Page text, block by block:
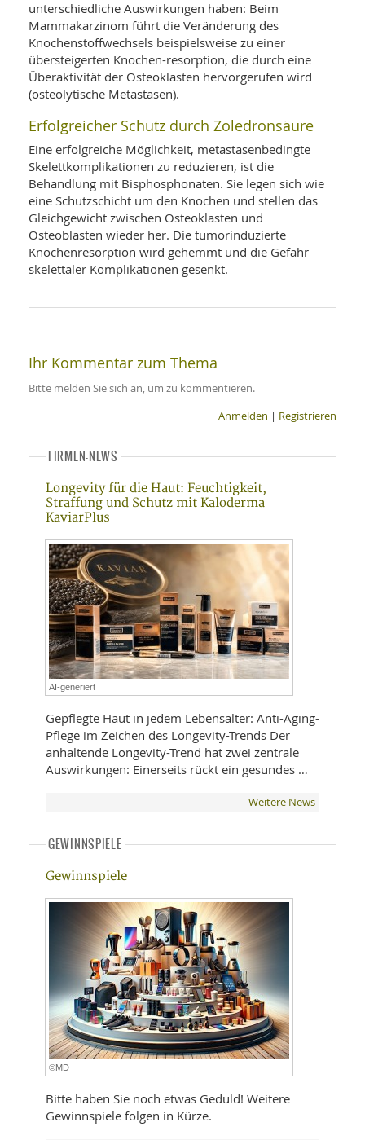
unterschiedliche Auswirkungen haben: Beim
Mammakarzinom führt die Veränderung des
Knochenstoffwechsels beispielsweise zu einer
übersteigerten Knochen-resorption, die durch eine
Überaktivität der Osteoklasten hervorgerufen wird
(osteolytische Metastasen).
Erfolgreicher Schutz durch Zoledronsäure
Eine erfolgreiche Möglichkeit, metastasenbedingte
Skelettkomplikationen zu reduzieren, ist die
Behandlung mit Bisphosphonaten. Sie legen sich wie
eine Schutzschicht um den Knochen und stellen das
Gleichgewicht zwischen Osteoklasten und
Osteoblasten wieder her. Die tumorinduzierte
Knochenresorption wird gehemmt und die Gefahr
skelettaler Komplikationen gesenkt.
Ihr Kommentar zum Thema
Bitte melden Sie sich an, um zu kommentieren.
Anmelden | Registrieren
FIRMEN-NEWS
Longevity für die Haut: Feuchtigkeit,
Straffung und Schutz mit Kaloderma
KaviarPlus
AI-generiert
Gepflegte Haut in jedem Lebensalter: Anti-Aging-
Pflege im Zeichen des Longevity-Trends Der
anhaltende Longevity-Trend hat zwei zentrale
Auswirkungen: Einerseits rückt ein gesundes …
Weitere News
GEWINNSPIELE
Gewinnspiele
©MD
Bitte haben Sie noch etwas Geduld! Weitere
Gewinnspiele folgen in Kürze.